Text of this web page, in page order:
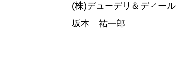
(株)デューデリ＆ディール
坂本 祐一郎